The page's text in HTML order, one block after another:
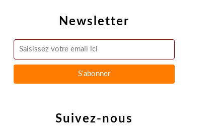
Newsletter
Suivez-nous